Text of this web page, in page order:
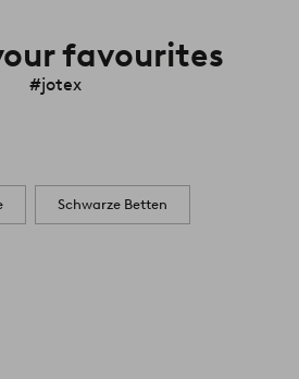
favourites
#jotex
Schwarze Betten